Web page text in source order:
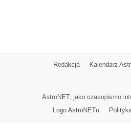
Redakcja Kalendarz
AstroNET, jako czasopismo
Logo AstroNETu